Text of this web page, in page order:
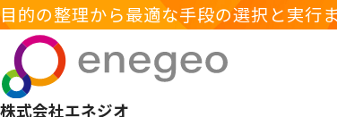
目的の整理から最適な手段の選択と実行
株式会社エネジオ